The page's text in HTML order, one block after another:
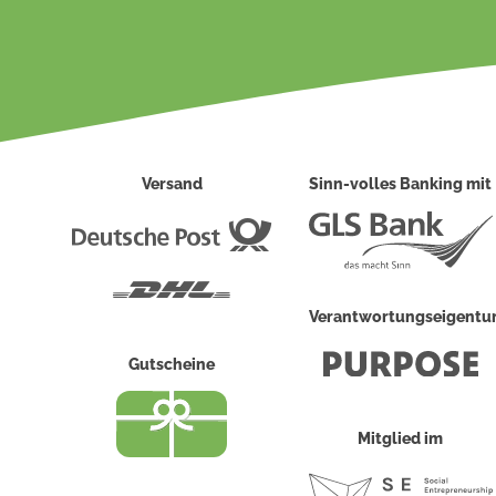
Versand
Deutsche
Gutscheine
Sinn-volles Banking mit
Mitglied im